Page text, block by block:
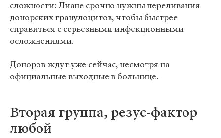
сложности: Лиане срочно нужны переливания
донорских гранулоцитов, чтобы быстрее
справиться с серьезными инфекционными
осложнениями.
Доноров ждут уже сейчас, несмотря на
официальные выходные в больнице.
Вторая группа, резус-фактор
любой